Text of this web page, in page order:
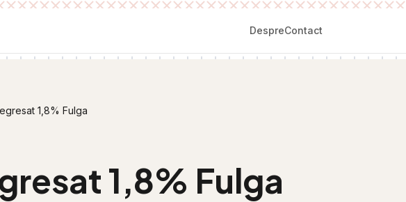
DespreContact
1,8% Fulga
1,8% Fulga